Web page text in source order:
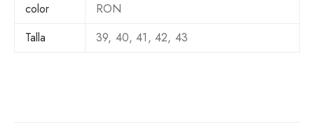
n
t
color
RON
Talla
39, 40, 41, 42, 43